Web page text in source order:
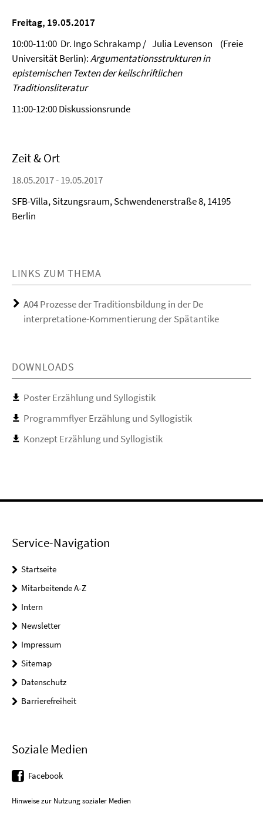
Freitag, 19.05.2017
10:00-11:00 Dr. Ingo Schrakamp / Julia Levenson (Freie
Universität Berlin):Argumentationsstrukturen in
epistemischen Texten der keilschriftlichen
Traditionsliteratur
11:00-12:00 Diskussionsrunde
Zeit & Ort
18.05.2017 - 19.05.2017
SFB-Villa, Sitzungsraum, Schwendenerstraße 8, 14195
Berlin
LINKS ZUM THEMA
A04 Prozesse der Traditionsbildung in der De
interpretatione-Kommentierung der Spätantike
DOWNLOADS
Poster Erzählung und Syllogistik
Programmflyer Erzählung und Syllogistik
Konzept Erzählung und Syllogistik
Service-Navigation
Startseite
Mitarbeitende A-Z
Intern
Newsletter
Impressum
Sitemap
Datenschutz
Barrierefreiheit
Soziale Medien
Facebook
Hinweise zur Nutzung sozialer Medien